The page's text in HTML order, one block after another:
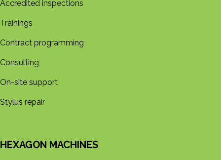
Accredited inspections
Trainings
Contract programming
Consulting
On-site support
Stylus repair
HEXAGON MACHINES